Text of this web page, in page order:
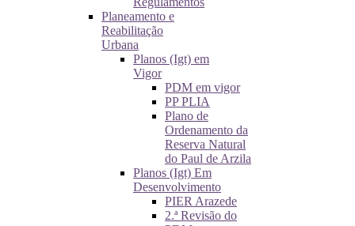
Planeamento e
Reabilitação
Urbana
Planos (Igt) em
Vigor
PDM em vigor
PP PLIA
Plano de
Ordenamento da
Reserva Natural
do Paul de Arzila
Planos (Igt) Em
Desenvolvimento
PIER Arazede
2.ª Revisão do